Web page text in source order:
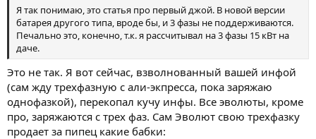
Я так понимаю, это статья про первый джой. В новой версии
батарея другого типа, вроде бы, и 3 фазы не поддерживаются.
Печально это, конечно, т.к. я рассчитывал на 3 фазы 15 кВт на
даче.
Это не так. Я вот сейчас, взволнованный вашей инфой
(сам жду трехфазную с али-экпресса, пока заряжаю
однофазкой), перекопал кучу инфы. Все эволюты, кроме
про, заряжаются с трех фаз. Сам Эволют свою трехфазку
продает за пипец какие бабки: